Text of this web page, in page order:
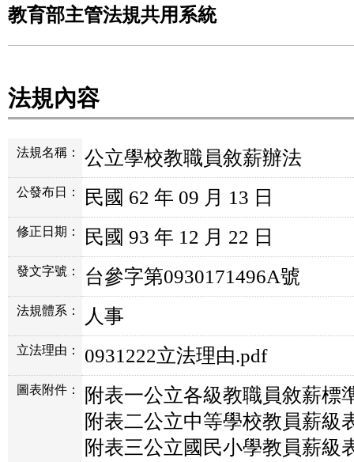
教育部主管法規共用系統
法規內容
法規名稱： 公立學校教職員敘薪辦法
公發布日： 民國 62 年 09 月 13 日
修正日期： 民國 93 年 12 月 22 日
發文字號： 台參字第0930171496A號
法規體系： 人事
立法理由： 0931222立法理由.pdf
圖表附件：
附表一公立各級教職員敘薪標
附表二公立中等學校教員薪級
附表三公立國民小學教員薪級